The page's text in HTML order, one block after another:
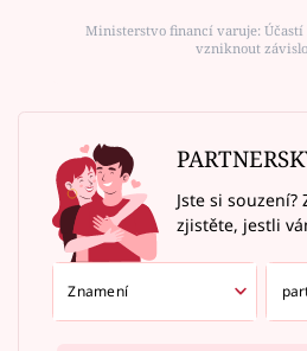
Ministerstvo financí varuje:
vzniknout
Jste si
zjistěte, jestli